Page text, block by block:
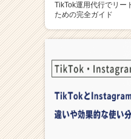
TikTok運用代行でリー
ための完全ガイド